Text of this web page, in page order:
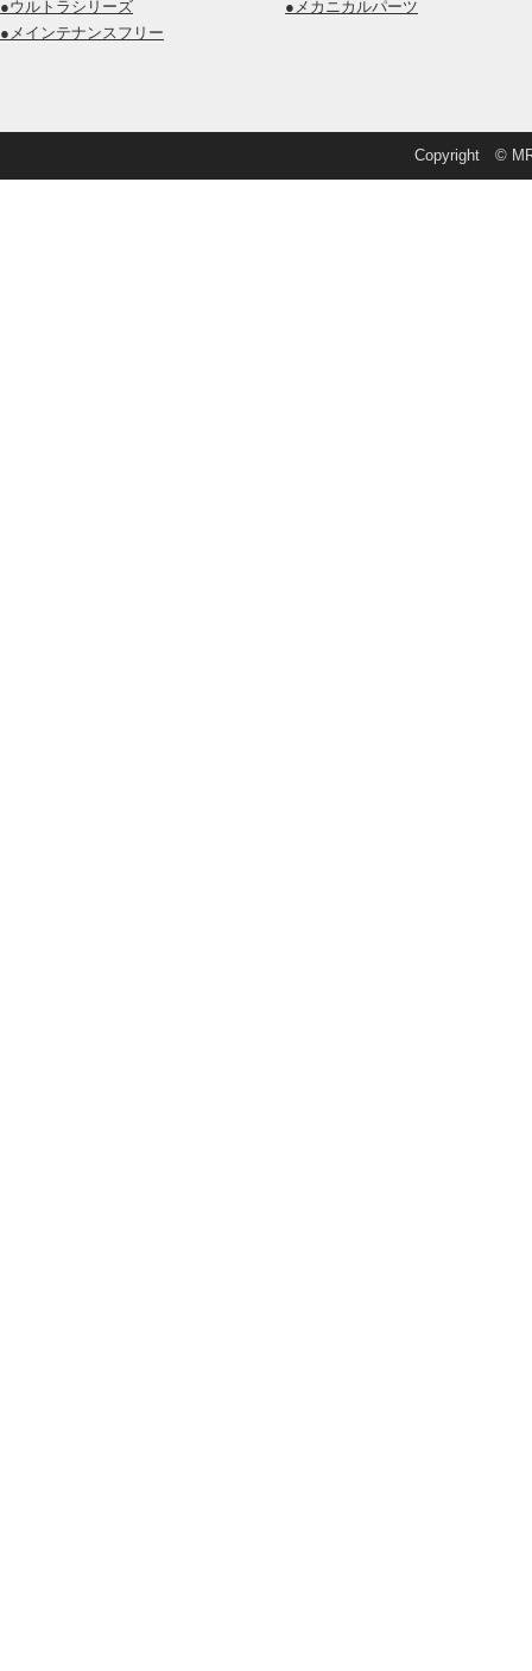
●ウルトラシリーズ
●メインテナンスフリー
●メカニカルパーツ
Copyright ©